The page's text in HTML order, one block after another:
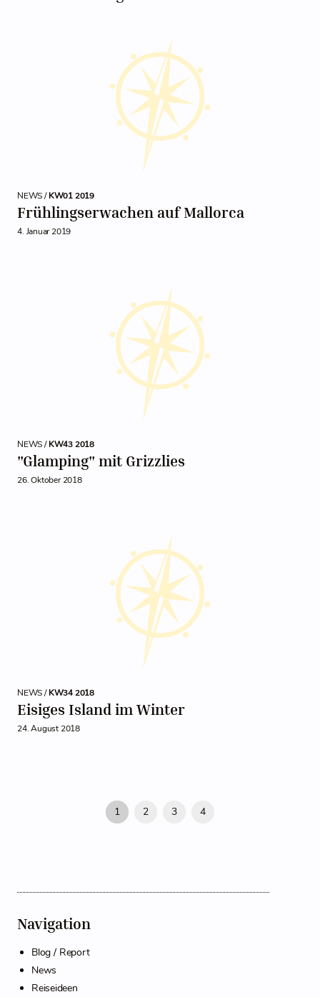
NEWS /KW01 2019
Frühlingserwachen auf Mallorca
4. Januar 2019
NEWS /KW43 2018
"Glamping" mit Grizzlies
26. Oktober 2018
NEWS /KW34 2018
Eisiges Island im Winter
24. August 2018
1 2 3 4
Navigation
Blog / Report
News
Reiseideen